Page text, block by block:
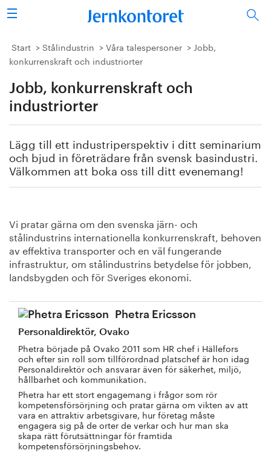
Sök
Stålindustrin
Forskning/utbildning
Energi/miljö
Vi tycker
Bildbank
Om oss
Start Stålindustrin Våra talespersoner
Jobb,
konkurrenskraft och industriorter
Jobb, konkurrenskraft och
industriorter
Lägg till ett industriperspektiv i ditt seminarium
och bjud in företrädare från svensk basindustri.
Välkommen att boka oss till ditt evenemang!
Vi pratar gärna om den svenska järn- och
stålindustrins internationella konkurrenskraft, behoven
av effektiva transporter och en väl fungerande
infrastruktur, om stålindustrins betydelse för jobben,
landsbygden och för Sveriges ekonomi.
Phetra Ericsson
Personaldirektör, Ovako
Phetra började på Ovako 2011 som HR chef i Hällefors
och efter sin roll som tillförordnad platschef är hon idag
Personaldirektör och ansvarar även för säkerhet, miljö,
hållbarhet och kommunikation.
Phetra har ett stort engagemang i frågor som rör
kompetensförsörjning och pratar gärna om vikten av att
vara en attraktiv arbetsgivare, hur företag måste
engagera sig på de orter de verkar och hur man ska
skapa rätt förutsättningar för framtida
kompetensförsörjningsbehov.